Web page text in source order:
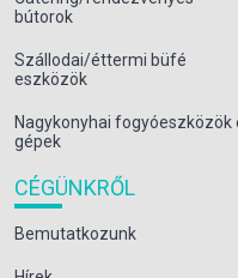
bútorok
Szállodai/éttermi büfé
eszközök
Nagykonyhai fogyóeszközök
gépek
CÉGÜNKRŐL
Bemutatkozunk